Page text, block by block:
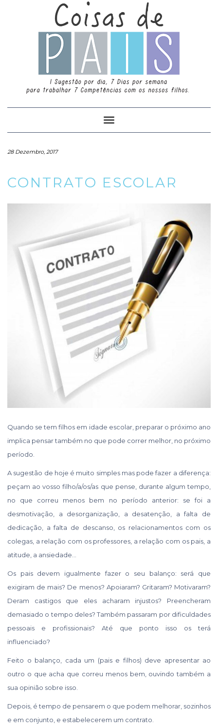
Toggle
Navigation
28 Dezembro, 2017
CONTRATO ESCOLAR
Quando se tem filhos em idade escolar, preparar o próximo ano
implica pensar também no que pode correr melhor, no próximo
período.
A sugestão de hoje é muito simples mas pode fazer a diferença:
peçam ao vosso filho/a/os/as que pense, durante algum tempo,
no que correu menos bem no período anterior: se foi a
desmotivação, a desorganização, a desatenção, a falta de
dedicação, a falta de descanso, os relacionamentos com os
colegas, a relação com os professores, a relação com os pais, a
atitude, a ansiedade…
Os pais devem igualmente fazer o seu balanço: será que
exigiram de mais? De menos? Apoiaram? Gritaram? Motivaram?
Deram castigos que eles acharam injustos? Preencheram
demasiado o tempo deles? Também passaram por dificuldades
pessoais e profissionais? Até que ponto isso os terá
influenciado?
Feito o balanço, cada um (pais e filhos) deve apresentar ao
outro o que acha que correu menos bem, ouvindo também a
sua opinião sobre isso.
Depois, é tempo de pensarem o que podem melhorar, sozinhos
e em conjunto, e estabelecerem um contrato.